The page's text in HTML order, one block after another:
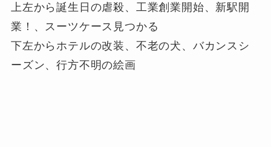
上左から誕生日の虐殺、工業創業開始、新駅開
業！、スーツケース見つかる
下左からホテルの改装、不老の犬、バカンスシ
ーズン、行方不明の絵画